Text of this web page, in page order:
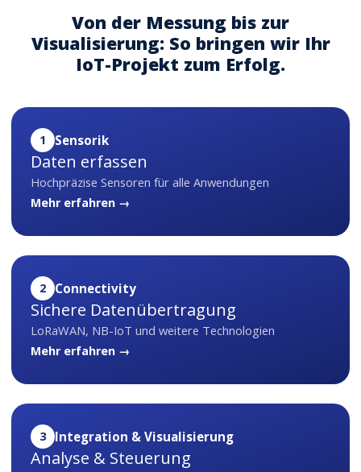
Von der Messung bis zur
Visualisierung: So bringen wir Ihr
IoT-Projekt zum Erfolg.
1 Sensorik
Daten erfassen
Hochpräzise Sensoren für alle Anwendungen
Mehr erfahren →
2 Connectivity
Sichere Datenübertragung
LoRaWAN, NB-IoT und weitere Technologien
Mehr erfahren →
3 Integration & Visualisierung
Analyse & Steuerung